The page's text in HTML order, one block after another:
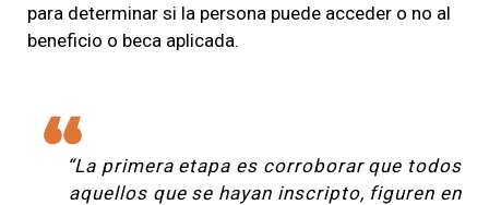
para determinar si la persona puede acceder o no al
beneficio o beca aplicada.
“La primera etapa es corroborar que todos
aquellos que se hayan inscripto, figuren en